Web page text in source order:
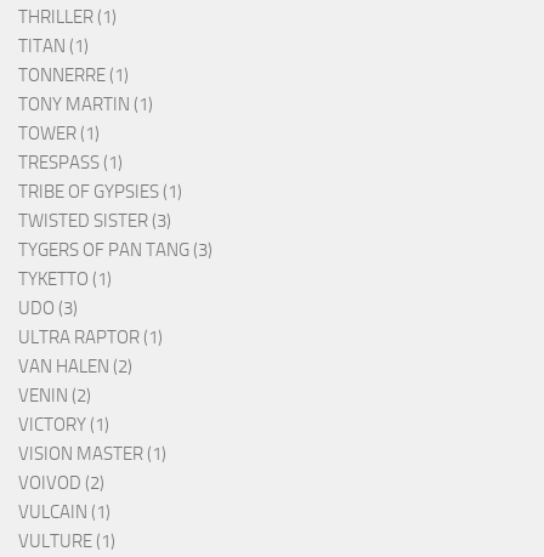
THRILLER (1)
TITAN (1)
TONNERRE (1)
TONY MARTIN (1)
TOWER (1)
TRESPASS (1)
TRIBE OF GYPSIES (1)
TWISTED SISTER (3)
TYGERS OF PAN TANG (3)
TYKETTO (1)
UDO (3)
ULTRA RAPTOR (1)
VAN HALEN (2)
VENIN (2)
VICTORY (1)
VISION MASTER (1)
VOIVOD (2)
VULCAIN (1)
VULTURE (1)